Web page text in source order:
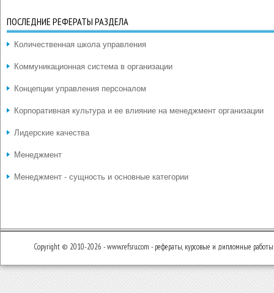
ПОСЛЕДНИЕ РЕФЕРАТЫ РАЗДЕЛА
Количественная школа управления
Коммуникационная система в организации
Концепции управления персоналом
Корпоративная культура и ее влияние на менеджмент организации
Лидерские качества
Менеджмент
Менеджмент - сущность и основные категории
Copyright © 2010-2026 - www.refsru.com - рефераты, курсовые и дипломные работы